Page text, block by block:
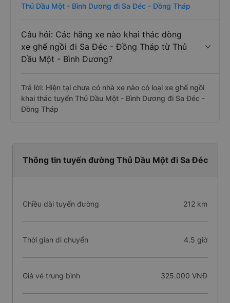
Thủ Dầu Một - Bình Dương đi Sa Đéc - Đồng Tháp
Câu hỏi: Các hãng xe nào khai thác dòng
xe ghế ngồi đi Sa Đéc - Đồng Tháp từ Thủ
Dầu Một - Bình Dương?
Trả lời: Hiện tại chưa có nhà xe nào có loại xe ghế ngồi
khai thác tuyến Thủ Dầu Một - Bình Dương đi Sa Đéc -
Đồng Tháp
Thông tin tuyến đường Thủ Dầu Một đi Sa Đéc
Chiều dài tuyến đường 212 km
Thời gian di chuyển 4.5 giờ
Giá vé trung bình 325.000 VNĐ